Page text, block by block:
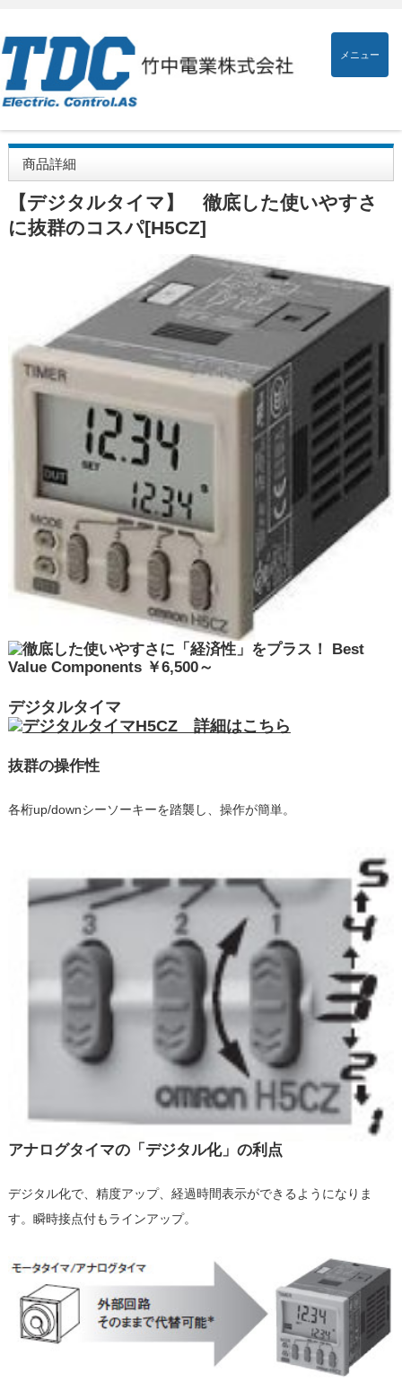
メニュー
商品詳細
【デジタルタイマ】 徹底した使いやすさ
に抜群のコスパ[H5CZ]
デジタルタイマ
抜群の操作性
各桁up/downシーソーキーを踏襲し、操作が簡単。
アナログタイマの「デジタル化」の利点
デジタル化で、精度アップ、経過時間表示ができるようになりま
す。瞬時接点付もラインアップ。